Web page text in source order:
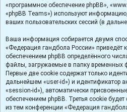
«программное обеспечение phpBB»,
«phpBB Teams») используют
ваших пользовательских сессий (в
Ваша информация собирается двумя
«Федерация гандбола России»
обеспечением phpBB определённого
файлы, загружаемые в папку временных
Первые две cookie содержат только
дальнейшем «user-id») и идентификатор
«session-id»), автоматически
обеспечением phpBB. Третья cookie
из тем конференции «Федерация